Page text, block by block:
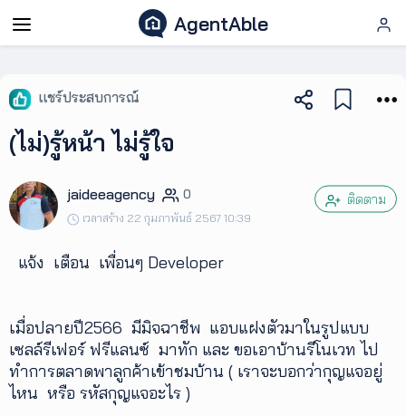
AgentAble
AgentAble
สำหรับ
เอเจ
AgentClub
UpSkill
Podcast
แชร์ประสบการณ์
(ไม่)รู้หน้า ไม่รู้ใจ
jaideeagency 0
เวลาสร้าง 22 กุมภาพันธ์ 2567 10:39
ติดตาม
แจ้ง เตือน เพื่อนๆ Developer
เมื่อปลายปี2566 มีมิจฉาชีพ แอบแฝงตัวมาในรูปแบบ
เซลล์รีเฟอร์ ฟรีแลนซ์ มาทัก และ ขอเอาบ้านรีโนเวท ไป
ทำการตลาดพาลูกค้าเข้าชมบ้าน ( เราจะบอกว่ากุญแจอยู่
ไหน หรือ รหัสกุญแจอะไร )